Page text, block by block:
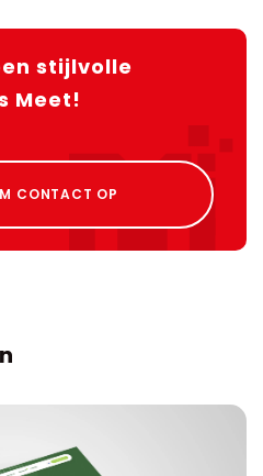
stijlvolle
Meet!
CONTACT OP